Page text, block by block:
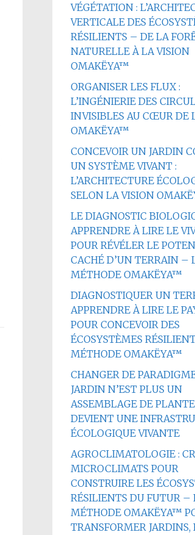
VÉGÉTATION :
VERTICALE DES
RÉSILIENTS – DE LA
NATURELLE À LA VISION
OMAKËYA™
ORGANISER LES FLUX :
L’INGÉNIERIE DES
INVISIBLES AU CŒUR DE
OMAKËYA™
CONCEVOIR UN JARDIN
UN SYSTÈME VIVANT :
L’ARCHITECTURE
SELON LA VISION
LE DIAGNOSTIC
APPRENDRE À LIRE LE
POUR RÉVÉLER LE
CACHÉ D’UN TERRAIN –
MÉTHODE OMAKËYA™
DIAGNOSTIQUER UN
APPRENDRE À LIRE LE
POUR CONCEVOIR DES
ÉCOSYSTÈMES
MÉTHODE OMAKËYA™
CHANGER DE
JARDIN N’EST PLUS UN
ASSEMBLAGE DE
DEVIENT UNE
ÉCOLOGIQUE VIVANTE
AGROCLIMATOLOGIE :
MICROCLIMATS POUR
CONSTRUIRE LES
RÉSILIENTS DU FUTUR –
MÉTHODE OMAKËYA™
TRANSFORMER JARDINS,